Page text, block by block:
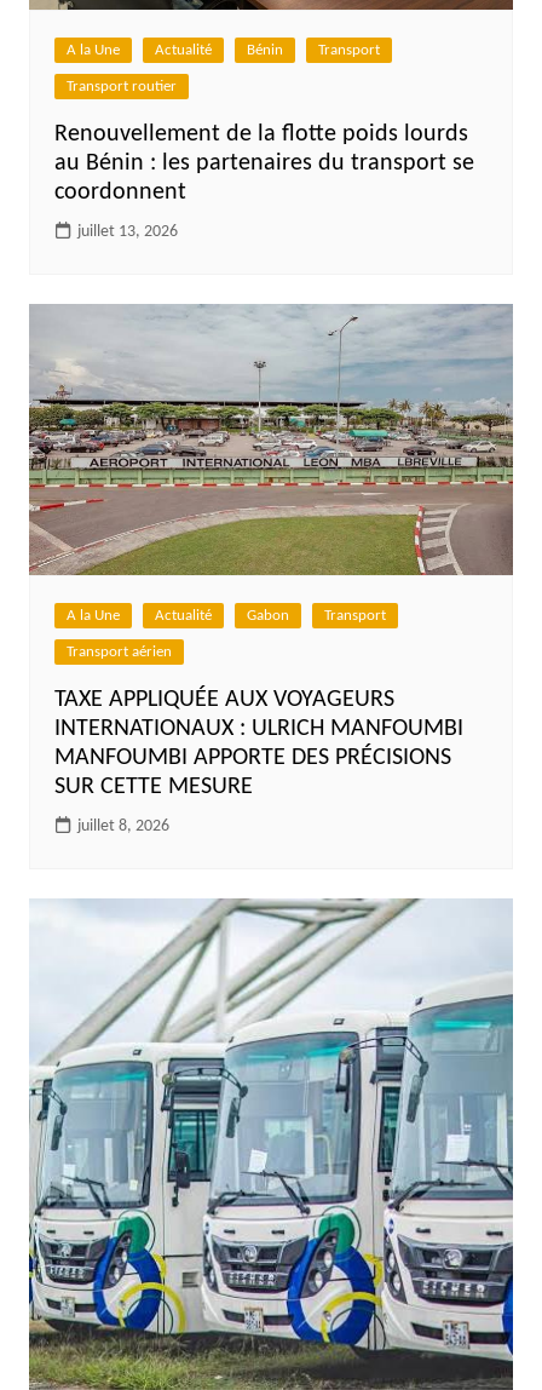
A la Une Actualité Bénin Transport
Transport routier
Renouvellement de la flotte poids lourds
au Bénin : les partenaires du transport se
coordonnent
juillet 13, 2026
A la Une Actualité Gabon Transport
Transport aérien
TAXE APPLIQUÉE AUX VOYAGEURS
INTERNATIONAUX : ULRICH MANFOUMBI
MANFOUMBI APPORTE DES PRÉCISIONS
SUR CETTE MESURE
juillet 8, 2026